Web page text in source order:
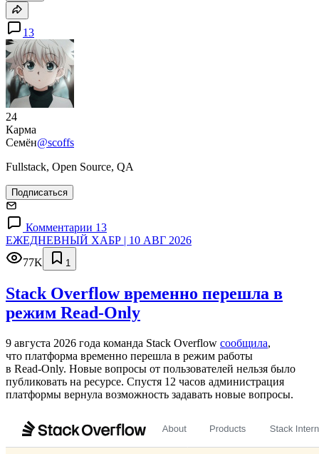
13
24
Карма
Семён@scoffs
Fullstack, Open Source, QA
Подписаться
Комментарии 13
ЕЖЕДНЕВНЫЙ ХАБР | 10 АВГ 2026
77K
1
Stack Overflow временно перешла в
режим Read-Only
9 августа 2026 года команда Stack Overflow сообщила,
что платформа временно перешла в режим работы
в Read‑Only. Новые вопросы от пользователей нельзя было
публиковать на ресурсе. Спустя 12 часов администрация
платформы вернула возможность задавать новые вопросы.